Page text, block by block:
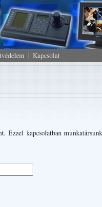
Kapcsolat
Ezzel kapcsolatban